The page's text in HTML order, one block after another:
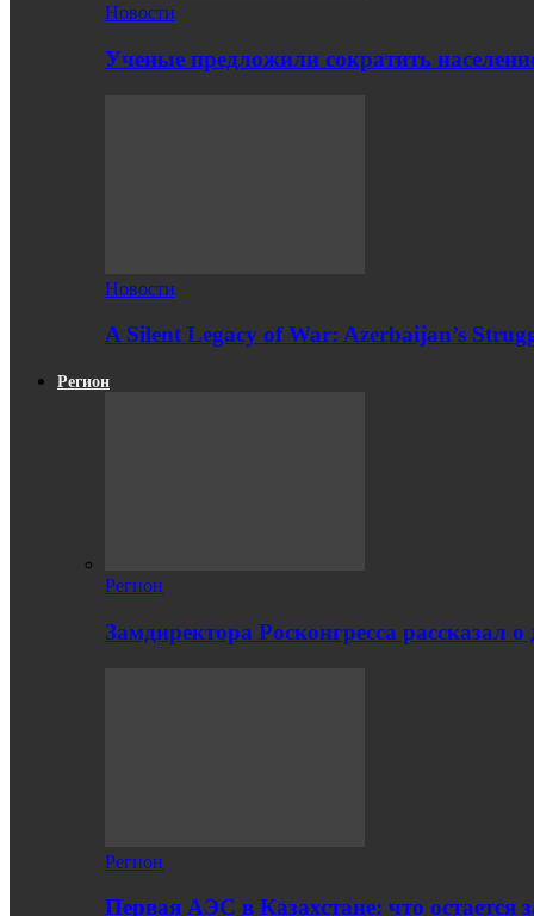
Новости
Ученые предложили сократить
Новости
A Silent Legacy of War: Azerbaijan’s
Регион
Регион
Замдиректора Росконгресса рассказал
Регион
Первая АЭС в Казахстане: что остается